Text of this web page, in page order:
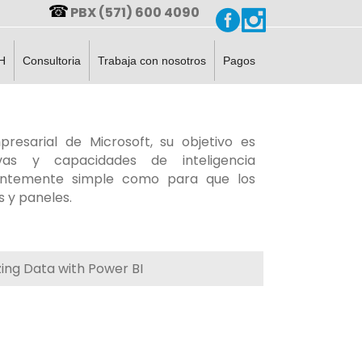
PBX (571) 600 4090
Consultoria Trabaja con nosotros Pagos
de Microsoft, su objetivo es
y capacidades de inteligencia
simple como para que los
y paneles.​
Data with Power BI